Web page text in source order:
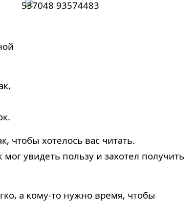
чтобы хотелось вас читать.
увидеть пользу и захотел получить
а кому-то нужно время, чтобы